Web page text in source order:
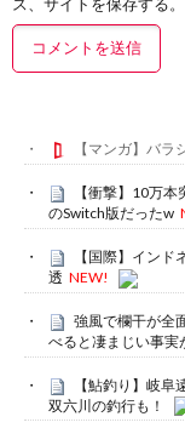
【マンガ】バ
【衝撃】10万
のSwitch版だったw
【国際】イン
透 NEW!
強風で欄干が全
べると凄まじい事実
【鮎釣り】岐
双六川の釣行も！